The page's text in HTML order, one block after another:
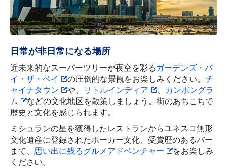
日常が非日常になる場所
近未来的なスーパーツリーが夜空を彩るガーデンズ・バ
イ・ザ・ベイ
の圧倒的な景観をお楽しみください。 チ
ャイナタウン
や、 リトルインディア 、 カンポングラ
ム
などの文化地区を散策しましょう。街のあちこちで
歴史と文化を感じられます。
ミシュランの星を獲得したレストランからユネスコ無形
文化遺産に登録されたホーカー文化、受賞歴のあるバー
まで、 思い出に残るグルメアドベンチャー
をお楽しみ
ください。